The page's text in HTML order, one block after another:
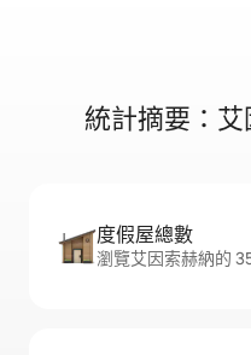
統計摘要：
度假屋總數
瀏覽艾因索赫納的